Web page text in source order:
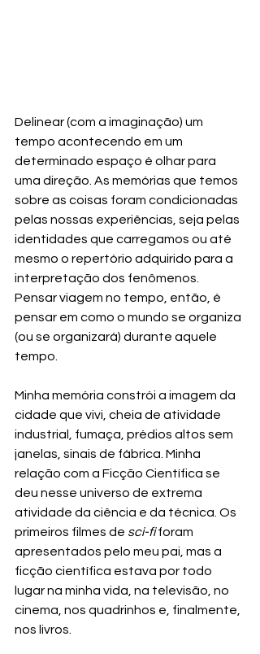
Delinear (com a imaginação) um
tempo acontecendo em um
determinado espaço é olhar para
uma direção. As memórias que temos
sobre as coisas foram condicionadas
pelas nossas experiências, seja pelas
identidades que carregamos ou até
mesmo o repertório adquirido para a
interpretação dos fenômenos.
Pensar viagem no tempo, então, é
pensar em como o mundo se organiza
(ou se organizará) durante aquele
tempo.
Minha memória constrói a imagem da
cidade que vivi, cheia de atividade
industrial, fumaça, prédios altos sem
janelas, sinais de fábrica. Minha
relação com a Ficção Científica se
deu nesse universo de extrema
atividade da ciência e da técnica. Os
primeiros filmes de sci-fi foram
apresentados pelo meu pai, mas a
ficção científica estava por todo
lugar na minha vida, na televisão, no
cinema, nos quadrinhos e, finalmente,
nos livros.